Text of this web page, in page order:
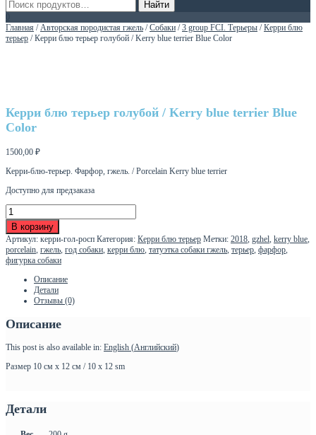
Главная /Авторская породистая гжель /Собаки /3 group FCI. Терьеры /Керри блю
терьер / Керри блю терьер голубой / Kerry blue terrier Blue Color
Керри блю терьер голубой / Kerry blue terrier Blue
Color
1500,00 ₽
Керри-блю-терьер. Фарфор, гжель. / Porcelain Kerry blue terrier
Доступно для предзаказа
Количество
товара
Керри
блю
терьер
голубой
Kerry
terrier
Color
В корзину
Артикул: керри-гол-росп Категория: Керри блю терьер Метки: 2018, gzhel, kerry blue,
porcelain, гжель, год собаки, керри блю, татуэтка собаки гжель, терьер, фарфор,
фигурка собаки
Описание
Детали
Отзывы (0)
Описание
This post is also available in: English (Английский)
Размер 10 см х 12 см / 10 х 12 sm
Детали